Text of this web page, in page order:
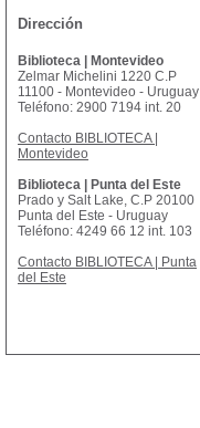
Dirección
Biblioteca | Montevideo
Zelmar Michelini 1220 C.P
11100 - Montevideo - Uruguay
Teléfono: 2900 7194 int. 20
Contacto BIBLIOTECA |
Montevideo
Biblioteca | Punta del Este
Prado y Salt Lake, C.P 20100
Punta del Este - Uruguay
Teléfono: 4249 66 12 int. 103
Contacto BIBLIOTECA | Punta
del Este